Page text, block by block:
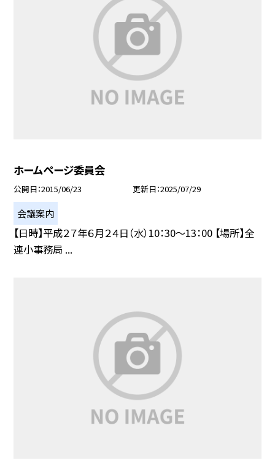
ホームページ委員会
公開日 2015/06/23 更新日 2025/07/29
会議案内
【日時】平成２７年６月２４日（水）10：30〜13：00 【場所】全
連小事務局 ...